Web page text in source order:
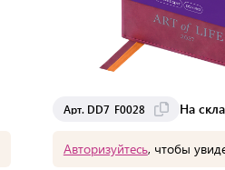
Арт. DD7_F0028 На
Авторизуйтесь, чтобы